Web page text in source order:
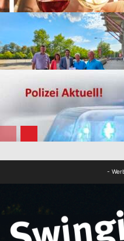
FB Kultur
MINISTER
PFAFFPLATZ
-